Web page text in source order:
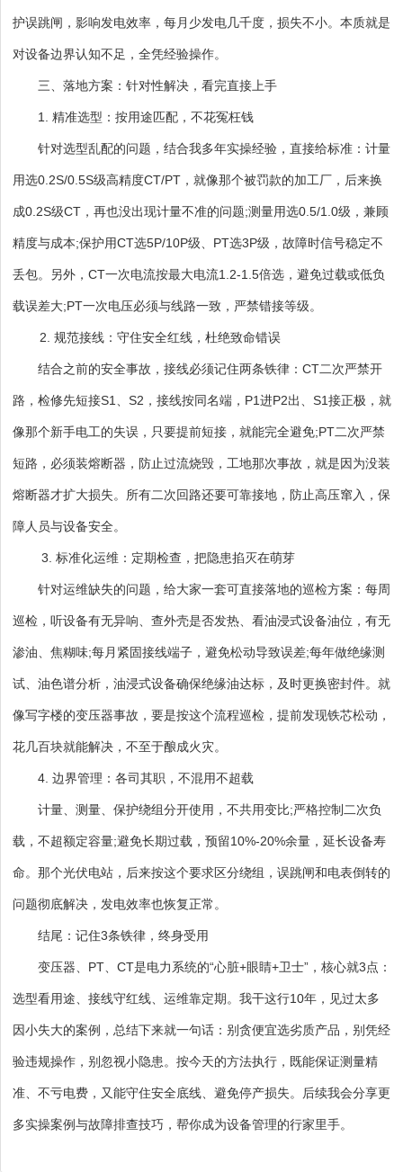
护误跳闸，影响发电效率，每月少发电几千度，损失不小。本质就是
对设备边界认知不足，全凭经验操作。
三、落地方案：针对性解决，看完直接上手
1. 精准选型：按用途匹配，不花冤枉钱
针对选型乱配的问题，结合我多年实操经验，直接给标准：计量
用选0.2S/0.5S级高精度CT/PT，就像那个被罚款的加工厂，后来换
成0.2S级CT，再也没出现计量不准的问题;测量用选0.5/1.0级，兼顾
精度与成本;保护用CT选5P/10P级、PT选3P级，故障时信号稳定不
丢包。另外，CT一次电流按最大电流1.2-1.5倍选，避免过载或低负
载误差大;PT一次电压必须与线路一致，严禁错接等级。
2. 规范接线：守住安全红线，杜绝致命错误
结合之前的安全事故，接线必须记住两条铁律：CT二次严禁开
路，检修先短接S1、S2，接线按同名端，P1进P2出、S1接正极，就
像那个新手电工的失误，只要提前短接，就能完全避免;PT二次严禁
短路，必须装熔断器，防止过流烧毁，工地那次事故，就是因为没装
熔断器才扩大损失。所有二次回路还要可靠接地，防止高压窜入，保
障人员与设备安全。
3. 标准化运维：定期检查，把隐患掐灭在萌芽
针对运维缺失的问题，给大家一套可直接落地的巡检方案：每周
巡检，听设备有无异响、查外壳是否发热、看油浸式设备油位，有无
渗油、焦糊味;每月紧固接线端子，避免松动导致误差;每年做绝缘测
试、油色谱分析，油浸式设备确保绝缘油达标，及时更换密封件。就
像写字楼的变压器事故，要是按这个流程巡检，提前发现铁芯松动，
花几百块就能解决，不至于酿成火灾。
4. 边界管理：各司其职，不混用不超载
计量、测量、保护绕组分开使用，不共用变比;严格控制二次负
载，不超额定容量;避免长期过载，预留10%-20%余量，延长设备寿
命。那个光伏电站，后来按这个要求区分绕组，误跳闸和电表倒转的
问题彻底解决，发电效率也恢复正常。
结尾：记住3条铁律，终身受用
变压器、PT、CT是电力系统的“心脏+眼睛+卫士”，核心就3点：
选型看用途、接线守红线、运维靠定期。我干这行10年，见过太多
因小失大的案例，总结下来就一句话：别贪便宜选劣质产品，别凭经
验违规操作，别忽视小隐患。按今天的方法执行，既能保证测量精
准、不亏电费，又能守住安全底线、避免停产损失。后续我会分享更
多实操案例与故障排查技巧，帮你成为设备管理的行家里手。